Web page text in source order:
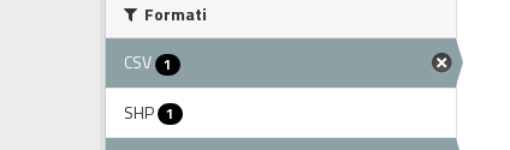
Formati
CSV 1
SHP 1